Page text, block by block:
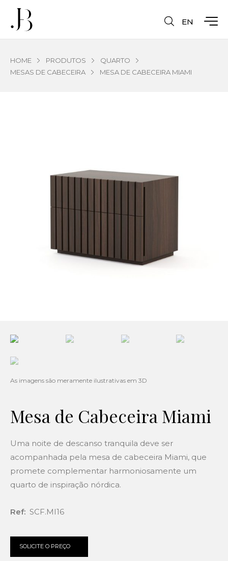
EN
HOME PRODUTOS
QUARTO
MESAS DE CABECEIRA
MESA DE CABECEIRA MIAMI
Mesa de Cabeceira Miami
Uma noite de descanso tranquila deve ser
acompanhada pela mesa de cabeceira Miami, que
promete complementar harmoniosamente um
quarto de inspiração nórdica.
Ref: SCF.MI16
SOLICITE O PREÇO